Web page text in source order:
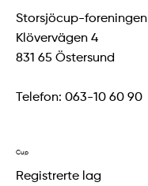
Storsjöcup-foreningen
Klövervägen 4
831 65 Östersund
Telefon: 063-10 60 90
Cup
Registrerte lag